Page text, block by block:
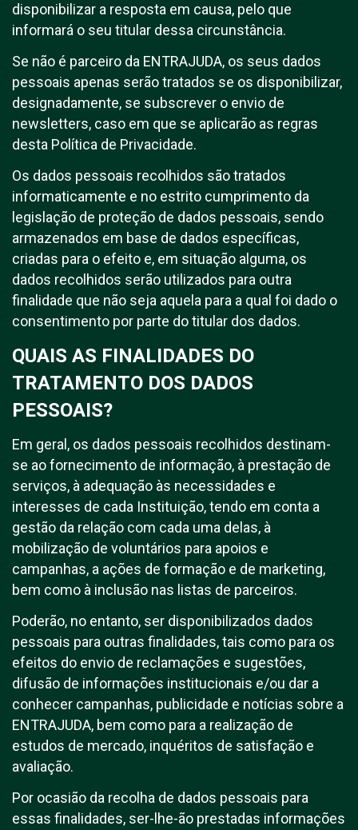
disponibilizar a resposta em causa, pelo que
informará o seu titular dessa circunstância.
Se não é parceiro da ENTRAJUDA, os seus dados
pessoais apenas serão tratados se os disponibilizar,
designadamente, se subscrever o envio de
newsletters, caso em que se aplicarão as regras
desta Política de Privacidade.
Os dados pessoais recolhidos são tratados
informaticamente e no estrito cumprimento da
legislação de proteção de dados pessoais, sendo
armazenados em base de dados específicas,
criadas para o efeito e, em situação alguma, os
dados recolhidos serão utilizados para outra
finalidade que não seja aquela para a qual foi dado o
consentimento por parte do titular dos dados.
QUAIS AS FINALIDADES DO
TRATAMENTO DOS DADOS
PESSOAIS?
Em geral, os dados pessoais recolhidos destinam-
se ao fornecimento de informação, à prestação de
serviços, à adequação às necessidades e
interesses de cada Instituição, tendo em conta a
gestão da relação com cada uma delas, à
mobilização de voluntários para apoios e
campanhas, a ações de formação e de marketing,
bem como à inclusão nas listas de parceiros.
Poderão, no entanto, ser disponibilizados dados
pessoais para outras finalidades, tais como para os
efeitos do envio de reclamações e sugestões,
difusão de informações institucionais e/ou dar a
conhecer campanhas, publicidade e notícias sobre a
ENTRAJUDA, bem como para a realização de
estudos de mercado, inquéritos de satisfação e
avaliação.
Por ocasião da recolha de dados pessoais para
essas finalidades, ser-lhe-ão prestadas informações